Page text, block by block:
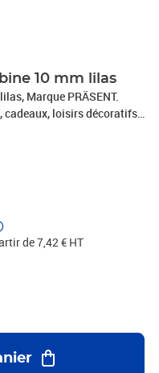
10 mm lilas
Marque PRÄSENT.
cadeaux, loisirs décoratifs
fabriqués en Allemagne
un baptême, une
pour Pâques – ce
emballages cadeaux
de 7,42 € HT